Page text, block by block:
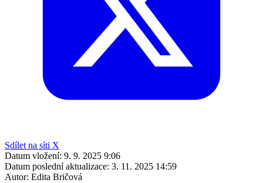
Sdílet na síti X
Datum vložení: 9. 9. 2025 9:06
Datum poslední aktualizace: 3. 11. 2025 14:59
Autor: Edita Bričová